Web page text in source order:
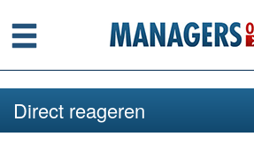
Menu
Direct reageren